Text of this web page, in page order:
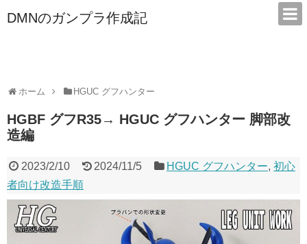
DMNのガンプラ作成記
ホーム HGUC グフハンター
HGBF グフR35→ HGUC グフハンター 脚部改
造編
2023/2/10 2024/11/5 HGUC グフハンター,初心
者向け改造手順